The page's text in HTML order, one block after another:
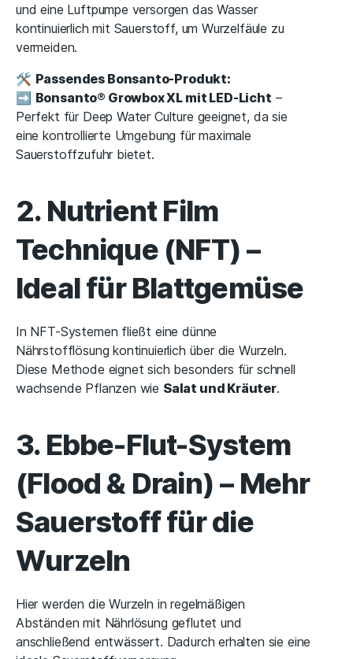
und eine Luftpumpe versorgen das Wasser
kontinuierlich mit Sauerstoff, um Wurzelfäule zu
vermeiden.
🛠 Passendes Bonsanto-Produkt:
➡ Bonsanto® Growbox XL mit LED-Licht –
Perfekt für Deep Water Culture geeignet, da sie
eine kontrollierte Umgebung für maximale
Sauerstoffzufuhr bietet.
2. Nutrient Film
Technique (NFT) –
Ideal für Blattgemüse
In NFT-Systemen fließt eine dünne
Nährstofflösung kontinuierlich über die Wurzeln.
Diese Methode eignet sich besonders für schnell
wachsende Pflanzen wie Salat und Kräuter.
3. Ebbe-Flut-System
(Flood & Drain) – Mehr
Sauerstoff für die
Wurzeln
Hier werden die Wurzeln in regelmäßigen
Abständen mit Nährlösung geflutet und
anschließend entwässert. Dadurch erhalten sie eine